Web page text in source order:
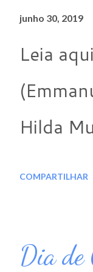
junho 30, 2019
Leia
Hilda
COMPARTILHAR
Dia de